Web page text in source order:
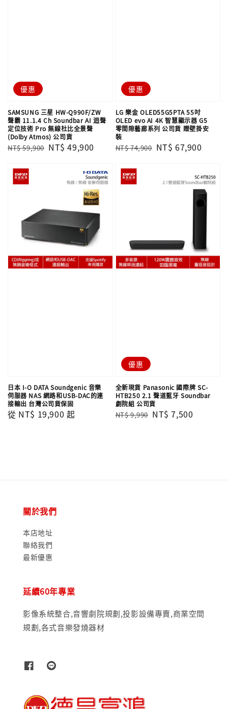
優惠
SAMSUNG 三星 HW-Q990F/ZW
聲霸 11.1.4 Ch Soundbar AI 迴聲
定位技術 Pro 無線杜比全景聲
(Dolby Atmos) 公司貨
Regular
NT$ 59,900 Sale
NT$ 49,900
優惠
LG 樂金 OLED55G5PTA 55吋
OLED evo AI 4K 智慧顯示器 G5
零間隙藝廊系列 公司貨 贈壁掛安
裝
Regular
NT$ 74,900 Sale
NT$ 67,900
日本 I-O DATA Soundgenic 音樂
伺服器 NAS 網路和USB-DAC的連
接輸出 台灣公司貨保固
Regular
從 NT$ 19,900 起
優惠
全新現貨 Panasonic 國際牌 SC-
HTB250 2.1 聲道藍牙 Soundbar
劇院組 公司貨
Regular
NT$ 9,990 Sale
NT$ 7,500
關於我們
本店地址
聯絡我們
最新優惠
延續60年專業
影像系統整合,音響劇院規劃,投影設備專賣,商業空間
規劃,各式音樂發燒器材